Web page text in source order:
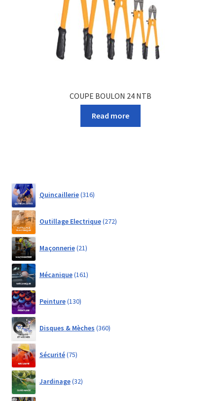
COUPE BOULON 24 NTB
Read more
Quincaillerie 316products
Outillage Electrique 272products
Maçonnerie 21products
Mécanique 161products
Peinture 130products
Disques & Mèches 360products
Sécurité 75products
Jardinage 32products